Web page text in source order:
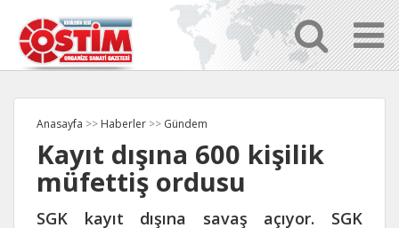
Anasayfa >> Haberler >> Gündem
Kayıt dışına 600 kişilik
müfettiş ordusu
SGK kayıt dışına savaş açıyor. SGK